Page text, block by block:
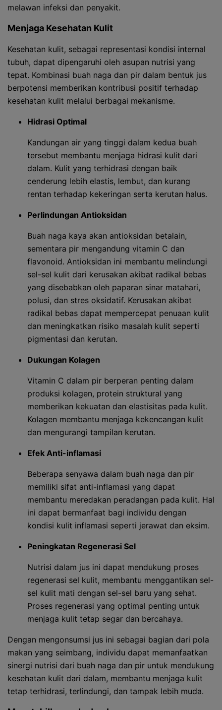
melawan infeksi dan penyakit.
Menjaga Kesehatan Kulit
Kesehatan kulit, sebagai representasi kondisi internal
tubuh, dapat dipengaruhi oleh asupan nutrisi yang
tepat. Kombinasi buah naga dan pir dalam bentuk jus
berpotensi memberikan kontribusi positif terhadap
kesehatan kulit melalui berbagai mekanisme.
Hidrasi Optimal
Kandungan air yang tinggi dalam kedua buah
tersebut membantu menjaga hidrasi kulit dari
dalam. Kulit yang terhidrasi dengan baik
cenderung lebih elastis, lembut, dan kurang
rentan terhadap kekeringan serta kerutan halus.
Perlindungan Antioksidan
Buah naga kaya akan antioksidan betalain,
sementara pir mengandung vitamin C dan
flavonoid. Antioksidan ini membantu melindungi
sel-sel kulit dari kerusakan akibat radikal bebas
yang disebabkan oleh paparan sinar matahari,
polusi, dan stres oksidatif. Kerusakan akibat
radikal bebas dapat mempercepat penuaan kulit
dan meningkatkan risiko masalah kulit seperti
pigmentasi dan kerutan.
Dukungan Kolagen
Vitamin C dalam pir berperan penting dalam
produksi kolagen, protein struktural yang
memberikan kekuatan dan elastisitas pada kulit.
Kolagen membantu menjaga kekencangan kulit
dan mengurangi tampilan kerutan.
Efek Anti-inflamasi
Beberapa senyawa dalam buah naga dan pir
memiliki sifat anti-inflamasi yang dapat
membantu meredakan peradangan pada kulit. Hal
ini dapat bermanfaat bagi individu dengan
kondisi kulit inflamasi seperti jerawat dan eksim.
Peningkatan Regenerasi Sel
Nutrisi dalam jus ini dapat mendukung proses
regenerasi sel kulit, membantu menggantikan sel-
sel kulit mati dengan sel-sel baru yang sehat.
Proses regenerasi yang optimal penting untuk
menjaga kulit tetap segar dan bercahaya.
Dengan mengonsumsi jus ini sebagai bagian dari pola
makan yang seimbang, individu dapat memanfaatkan
sinergi nutrisi dari buah naga dan pir untuk mendukung
kesehatan kulit dari dalam, membantu menjaga kulit
tetap terhidrasi, terlindungi, dan tampak lebih muda.